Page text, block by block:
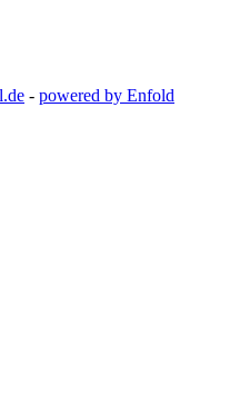
- powered by Enfold